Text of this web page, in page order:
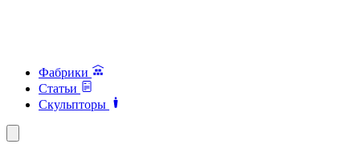
Фабрики
Статьи
Скульпторы